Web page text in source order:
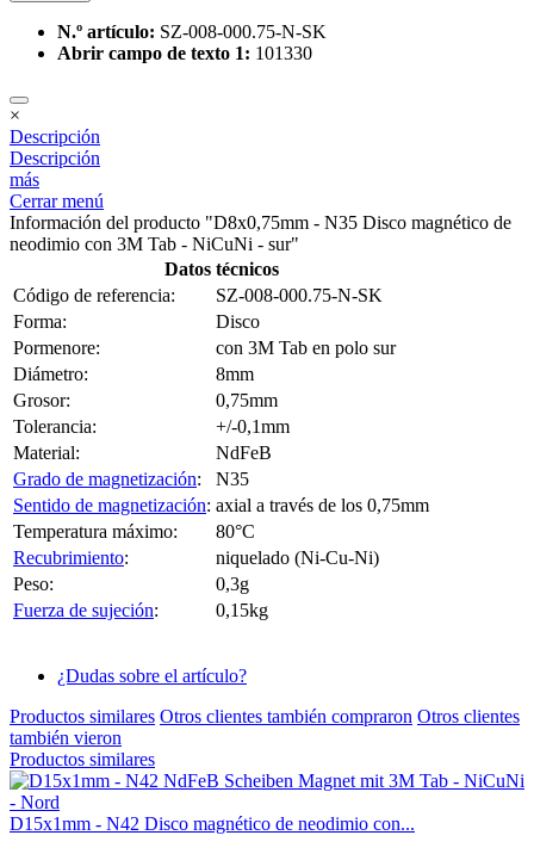
N.º artículo: SZ-008-000.75-N-SK
Abrir campo de texto 1: 101330
×
Descripción
Descripción
más
Cerrar menú
Información del producto "D8x0,75mm - N35 Disco magnético de
neodimio con 3M Tab - NiCuNi - sur"
Datos técnicos
Código de referencia:
SZ-008-000.75-N-SK
Forma:
Disco
Pormenore:
con 3M Tab en polo sur
Diámetro:
8mm
Grosor:
0,75mm
Tolerancia:
+/-0,1mm
Material:
NdFeB
Grado de magnetización:
N35
Sentido de magnetización: axial a través de los 0,75mm
Temperatura máximo:
80°C
Recubrimiento:
niquelado (Ni-Cu-Ni)
Peso:
0,3g
Fuerza de sujeción: 0,15kg
¿Dudas sobre el artículo?
Productos similares Otros clientes también compraron Otros clientes
también vieron
Productos similares
D15x1mm - N42 Disco magnético de neodimio con...